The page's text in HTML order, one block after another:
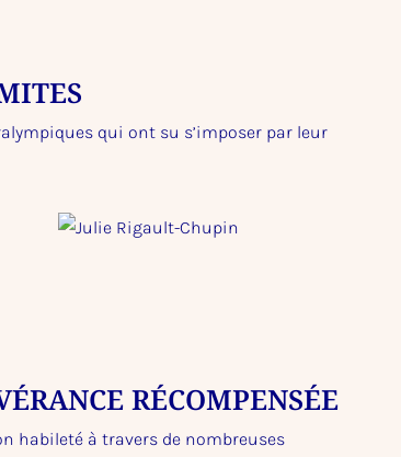
qui ont su s’imposer par leur
RÉCOMPENSÉE
habileté à travers de nombreuses